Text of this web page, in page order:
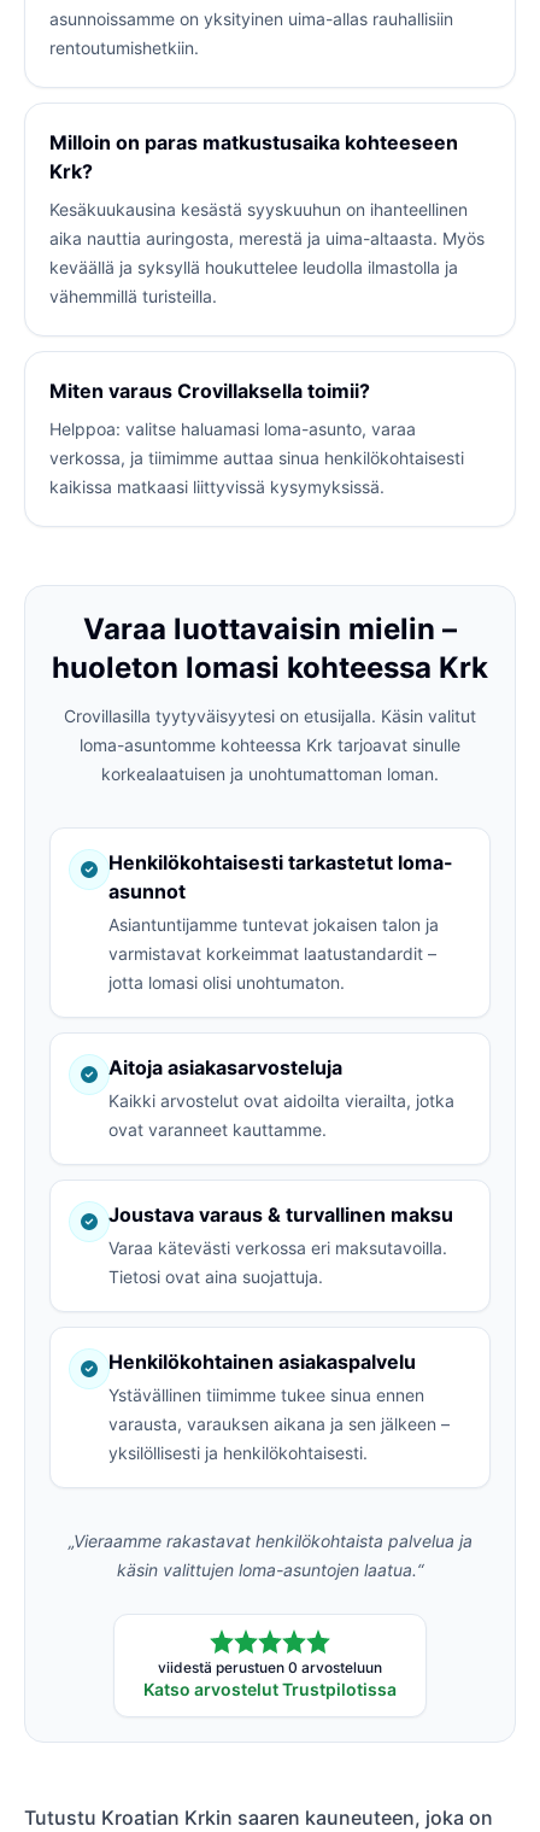
asunnoissamme on yksityinen uima-allas rauhallisiin
rentoutumishetkiin.
Milloin on paras matkustusaika kohteeseen
Krk?
Kesäkuukausina kesästä syyskuuhun on ihanteellinen
aika nauttia auringosta, merestä ja uima-altaasta. Myös
keväällä ja syksyllä houkuttelee leudolla ilmastolla ja
vähemmillä turisteilla.
Miten varaus Crovillaksella toimii?
Helppoa: valitse haluamasi loma-asunto, varaa
verkossa, ja tiimimme auttaa sinua henkilökohtaisesti
kaikissa matkaasi liittyvissä kysymyksissä.
Varaa luottavaisin mielin –
huoleton lomasi kohteessa Krk
Crovillasilla tyytyväisyytesi on etusijalla. Käsin valitut
loma-asuntomme kohteessa Krk tarjoavat sinulle
korkealaatuisen ja unohtumattoman loman.
Henkilökohtaisesti tarkastetut loma-
asunnot
Asiantuntijamme tuntevat jokaisen talon ja
varmistavat korkeimmat laatustandardit –
jotta lomasi olisi unohtumaton.
Aitoja asiakasarvosteluja
Kaikki arvostelut ovat aidoilta vierailta, jotka
ovat varanneet kauttamme.
Joustava varaus & turvallinen maksu
Varaa kätevästi verkossa eri maksutavoilla.
Tietosi ovat aina suojattuja.
Henkilökohtainen asiakaspalvelu
Ystävällinen tiimimme tukee sinua ennen
varausta, varauksen aikana ja sen jälkeen –
yksilöllisesti ja henkilökohtaisesti.
„Vieraamme rakastavat henkilökohtaista palvelua ja
käsin valittujen loma-asuntojen laatua.“
viidestä perustuen 0 arvosteluun
Katso arvostelut Trustpilotissa
Tutustu Kroatian Krkin saaren kauneuteen, joka on